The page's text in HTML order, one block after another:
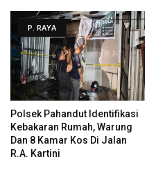
P. RAYA
Polsek Pahandut Identifikasi
Kebakaran Rumah, Warung
Dan 8 Kamar Kos Di Jalan
R.A. Kartini